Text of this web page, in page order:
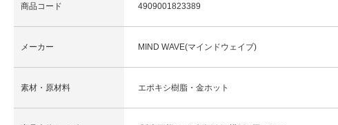
商品コード 4909001823389
メーカー MIND WAVE(マインドウェイブ)
素材・原材料 エポキシ樹脂・金ホット